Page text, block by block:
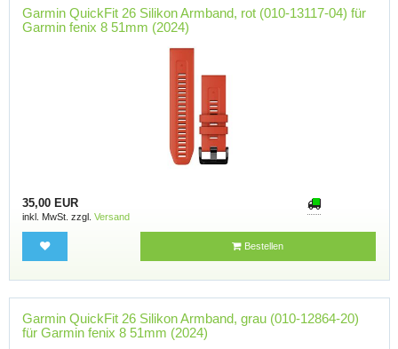
Garmin QuickFit 26 Silikon Armband, rot (010-13117-04) für
Garmin fenix 8 51mm (2024)
35,00 EUR
inkl. MwSt. zzgl. Versand
Bestellen
Garmin QuickFit 26 Silikon Armband, grau (010-12864-20)
für Garmin fenix 8 51mm (2024)